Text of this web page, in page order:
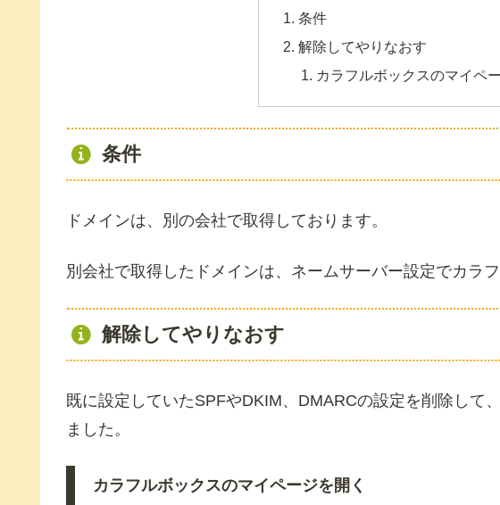
条件
解除してやりなおす
カラフルボックスのマイペ
条件
ドメインは、別の会社で取得しております。
別会社で取得したドメインは、ネームサーバー設定でカラ
解除してやりなおす
既に設定していたSPFやDKIM、DMARCの設定を削除して
ました。
カラフルボックスのマイページを開く